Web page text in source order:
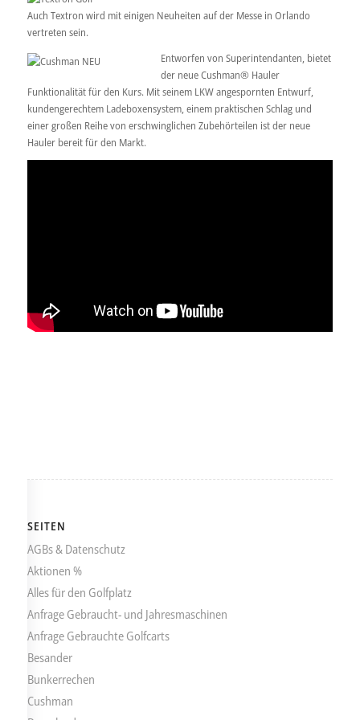
Auch Textron wird mit einigen Neuheiten auf der Messe in Orlando
vertreten sein.
Entworfen von Superintendanten, bietet
der neue Cushman® Hauler
Funktionalität für den Kurs. Mit seinem LKW angespornten Entwurf,
kundengerechtem Ladeboxensystem, einem praktischen Schlag und
einer großen Reihe von erschwinglichen Zubehörteilen ist der neue
Hauler bereit für den Markt.
SEITEN
AGBs & Datenschutz
Aktionen %
Alles für den Golfplatz
Anfrage Gebraucht- und Jahresmaschinen
Anfrage Gebrauchte Golfcarts
Besander
Bunkerrechen
Cushman